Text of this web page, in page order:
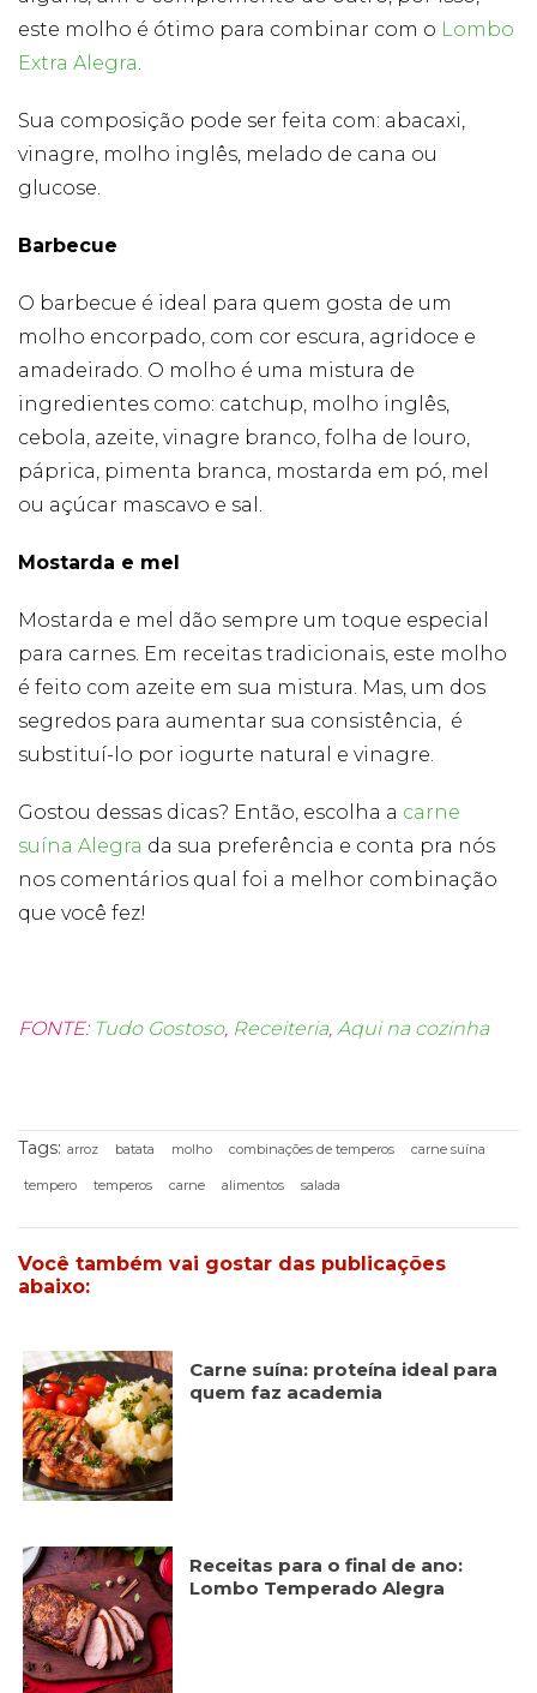
este molho é ótimo para combinar com o Lombo
Extra Alegra.
Sua composição pode ser feita com: abacaxi,
vinagre, molho inglês, melado de cana ou
glucose.
Barbecue
O barbecue é ideal para quem gosta de um
molho encorpado, com cor escura, agridoce e
amadeirado. O molho é uma mistura de
ingredientes como: catchup, molho inglês,
cebola, azeite, vinagre branco, folha de louro,
páprica, pimenta branca, mostarda em pó, mel
ou açúcar mascavo e sal.
Mostarda e mel
Mostarda e mel dão sempre um toque especial
para carnes. Em receitas tradicionais, este molho
é feito com azeite em sua mistura. Mas, um dos
segredos para aumentar sua consistência, é
substituí-lo por iogurte natural e vinagre.
Gostou dessas dicas? Então, escolha a carne
suína Alegra da sua preferência e conta pra nós
nos comentários qual foi a melhor combinação
que você fez!
FONTE: Tudo Gostoso, Receiteria, Aqui na cozinha
Tags: arroz batata molho combinações de temperos carne suína
tempero temperos carne alimentos salada
Você também vai gostar das publicações
abaixo:
Carne suína: proteína ideal para
quem faz academia
Receitas para o final de ano:
Lombo Temperado Alegra